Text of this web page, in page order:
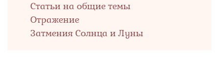
Cтатьи на общие темы
Отражение
Затмения Солнца и Луны